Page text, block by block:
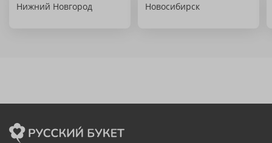
Нижний Новгород Новосибирск